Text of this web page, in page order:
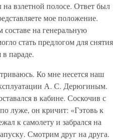
взлетной полосе. Ответ был
мое положение.
на генеральную
стать предлогом для снятия
параде.
Ко мне несется наш
А. С. Дерюгиным.
в кабине. Соскочив с
луже, он кричит: «Гэтовь к
к самолету и забрался на
Смотрим друг на друга.